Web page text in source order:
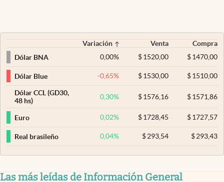
Variación Venta
Compra
Dólar BNA
0,00% $ 1520,00 $1470,00
Dólar Blue -0,65% $ 1530,00 $1510,00
Dólar CCL (GD30,
48 hs)
0,30% $ 1576,16 $1571,86
Euro 0,02% $ 1728,45 $1727,57
Real brasileño 0,04% $293,54 $293,43
Las más leídas de Información General